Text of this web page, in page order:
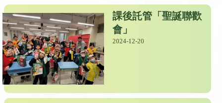
課後託管「聖誕聯歡
會」
2024-12-20